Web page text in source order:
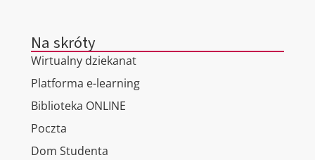
Na skróty
Wirtualny dziekanat
Platforma e-learning
Biblioteka ONLINE
Poczta
Dom Studenta